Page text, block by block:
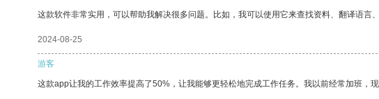
这款软件非常实用，可以帮助我解决很多问题。比如，我可以使用它来查找资料、翻译语言、
2024-08-25
游客
这款app让我的工作效率提高了50%，让我能够更轻松地完成工作任务。我以前经常加班，